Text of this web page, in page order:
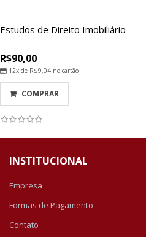
Estudos de Direito Imobiliário
R$90,00
12x de R$9,04 no cartão
COMPRAR
INSTITUCIONAL
Empresa
Formas de Pagamento
Contato